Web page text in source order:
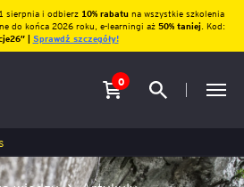
sierpnia i odbierz10% rabatu na wszystkie szkolenia
do końca 2026 roku, e-learningi aż 50% taniej. Kod:
| Sprawdź szczegóły!
0